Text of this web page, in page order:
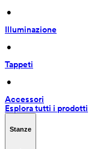
•
Illuminazione
•
Tappeti
•
Accessori
Esplora tutti i prodotti
Stanze